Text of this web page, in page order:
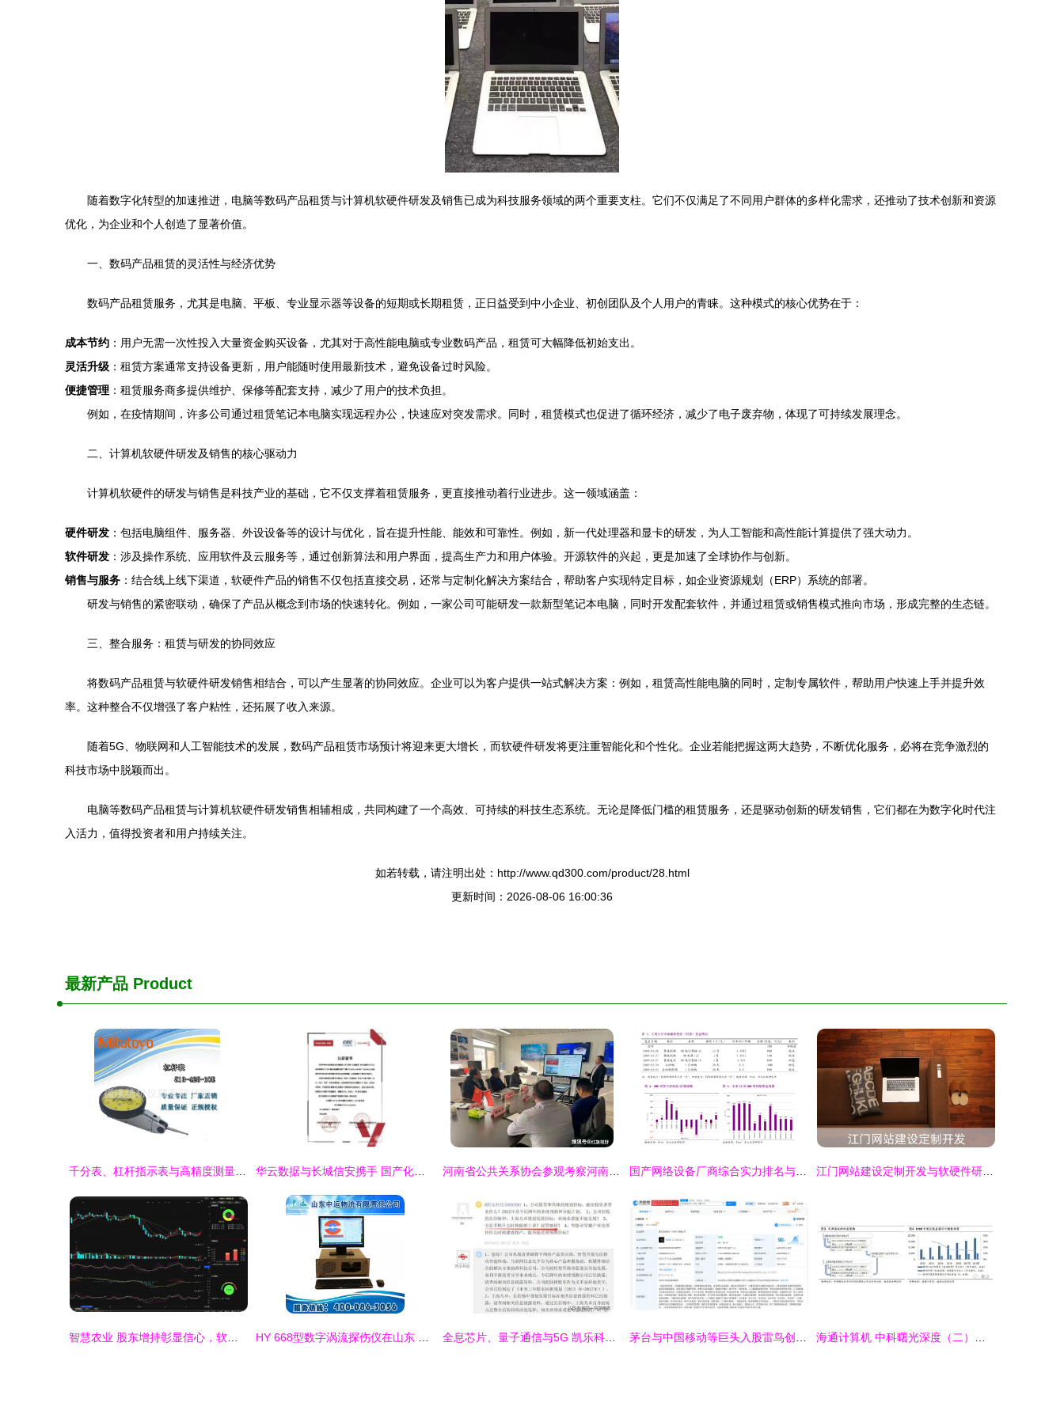
随着数字化转型的加速推进，电脑等数码产品租赁与计算机软硬件研发及销售已成为科技服务领域的两个重要支柱。它们不仅满足了不同用户群体的多样化需求，还推动了技术创新和资源
优化，为企业和个人创造了显著价值。
一、数码产品租赁的灵活性与经济优势
数码产品租赁服务，尤其是电脑、平板、专业显示器等设备的短期或长期租赁，正日益受到中小企业、初创团队及个人用户的青睐。这种模式的核心优势在于：
成本节约 ：用户无需一次性投入大量资金购买设备，尤其对于高性能电脑或专业数码产品，租赁可大幅降低初始支出。
灵活升级 ：租赁方案通常支持设备更新，用户能随时使用最新技术，避免设备过时风险。
便捷管理 ：租赁服务商多提供维护、保修等配套支持，减少了用户的技术负担。
例如，在疫情期间，许多公司通过租赁笔记本电脑实现远程办公，快速应对突发需求。同时，租赁模式也促进了循环经济，减少了电子废弃物，体现了可持续发展理念。
二、计算机软硬件研发及销售的核心驱动力
计算机软硬件的研发与销售是科技产业的基础，它不仅支撑着租赁服务，更直接推动着行业进步。这一领域涵盖：
硬件研发 ：包括电脑组件、服务器、外设设备等的设计与优化，旨在提升性能、能效和可靠性。例如，新一代处理器和显卡的研发，为人工智能和高性能计算提供了强大动力。
软件研发 ：涉及操作系统、应用软件及云服务等，通过创新算法和用户界面，提高生产力和用户体验。开源软件的兴起，更是加速了全球协作与创新。
销售与服务 ：结合线上线下渠道，软硬件产品的销售不仅包括直接交易，还常与定制化解决方案结合，帮助客户实现特定目标，如企业资源规划（ERP）系统的部署。
研发与销售的紧密联动，确保了产品从概念到市场的快速转化。例如，一家公司可能研发一款新型笔记本电脑，同时开发配套软件，并通过租赁或销售模式推向市场，形成完整的生态链。
三、整合服务：租赁与研发的协同效应
将数码产品租赁与软硬件研发销售相结合，可以产生显著的协同效应。企业可以为客户提供一站式解决方案：例如，租赁高性能电脑的同时，定制专属软件，帮助用户快速上手并提升效
率。这种整合不仅增强了客户粘性，还拓展了收入来源。
随着5G、物联网和人工智能技术的发展，数码产品租赁市场预计将迎来更大增长，而软硬件研发将更注重智能化和个性化。企业若能把握这两大趋势，不断优化服务，必将在竞争激烈的
科技市场中脱颖而出。
电脑等数码产品租赁与计算机软硬件研发销售相辅相成，共同构建了一个高效、可持续的科技生态系统。无论是降低门槛的租赁服务，还是驱动创新的研发销售，它们都在为数字化时代注
入活力，值得投资者和用户持续关注。
如若转载，请注明出处：http://www.qd300.com/product/28.html
更新时间：2026-08-06 16:00:36
最新产品 Product